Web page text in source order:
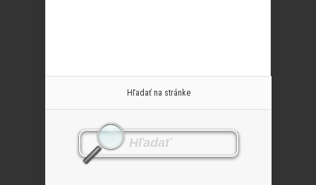
Hľadať na stránke